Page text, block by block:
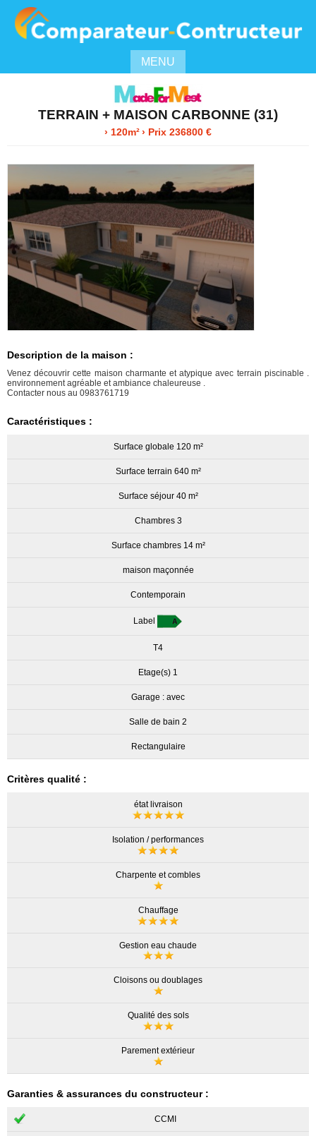
MENU
TERRAIN + MAISON CARBONNE (31)
› 120m²› Prix 236800 €
Description de la maison :
Venez découvrir cette maison charmante et atypique avec terrain piscinable .
environnement agréable et ambiance chaleureuse .
Contacter nous au 0983761719
Caractéristiques :
Surface globale 120 m²
Surface terrain 640 m²
Surface séjour 40 m²
Chambres 3
Surface chambres 14 m²
maison maçonnée
Contemporain
Label
T4
Etage(s) 1
Garage : avec
Salle de bain 2
Rectangulaire
Critères qualité :
état livraison
Isolation / performances
Charpente et combles
Chauffage
Gestion eau chaude
Cloisons ou doublages
Qualité des sols
Parement extérieur
Garanties & assurances du constructeur :
CCMI